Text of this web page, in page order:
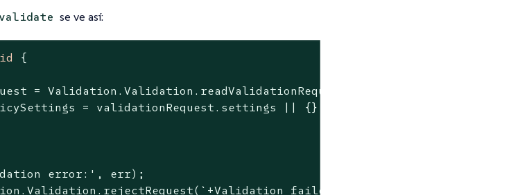
validate se ve así:
{
= Validation.Validation.readValidationRequest();
= validationRequest.settings || {};
error:' , err);
`+Validation failed: